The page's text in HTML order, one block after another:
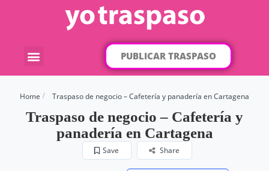
PUBLICAR TRASPASO
Home Traspaso de negocio – Cafetería y panadería en Cartagena
Traspaso de negocio – Cafetería y
panadería en Cartagena
Save Share